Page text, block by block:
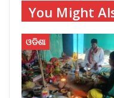
You Might
ଓଡିଶା